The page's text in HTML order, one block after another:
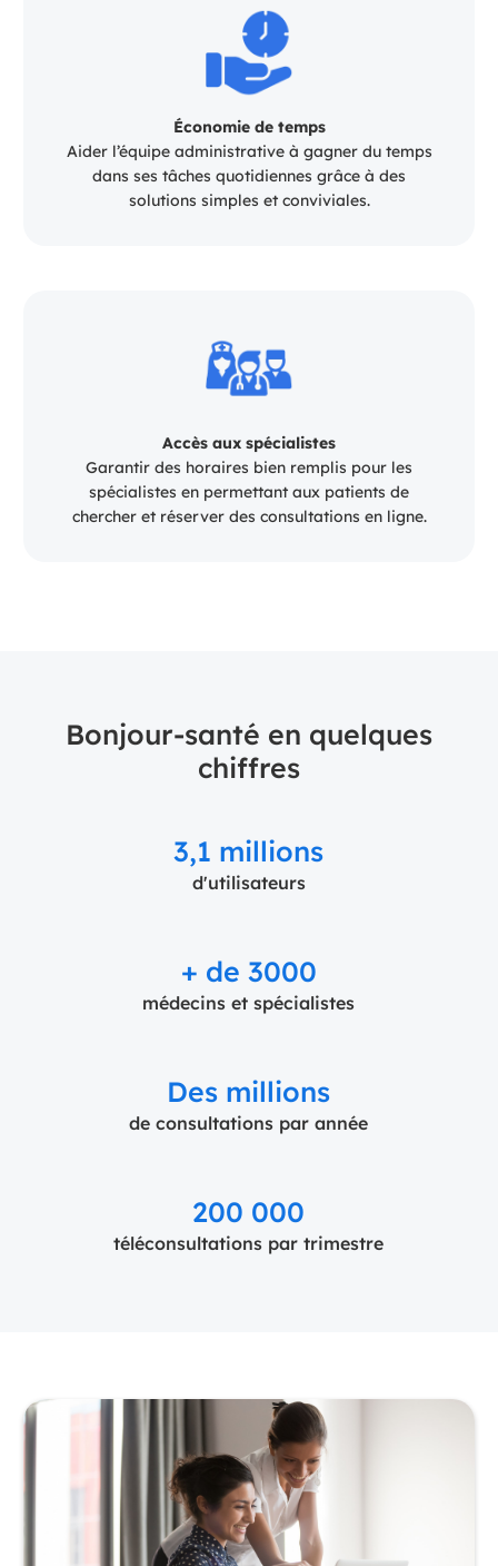
Économie de temps
Aider l’équipe administrative à gagner du temps
dans ses tâches quotidiennes grâce à des
solutions simples et conviviales.
Accès aux spécialistes
Garantir des horaires bien remplis pour les
spécialistes en permettant aux patients de
chercher et réserver des consultations en ligne.
Bonjour-santé en quelques
chiffres
3,1 millions
d'utilisateurs
+ de 3000
médecins et spécialistes
Des millions
de consultations par année
200 000
téléconsultations par trimestre